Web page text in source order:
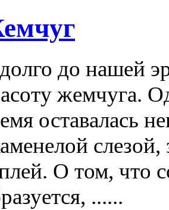
до нашей
жемчуга.
оставалась
О том, что
......